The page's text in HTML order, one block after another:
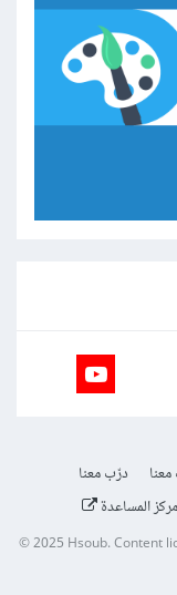
درّب معنا
مركز المساعدة
© 2025Hsoub.Content